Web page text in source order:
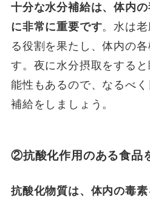
十分な水分補給は、体内
に非常に重要です。水は
る役割を果たし、体内の
す。夜に水分摂取をする
能性もあるので、なるべ
補給をしましょう。
②抗酸化作用のある食品
抗酸化物質は、体内の毒